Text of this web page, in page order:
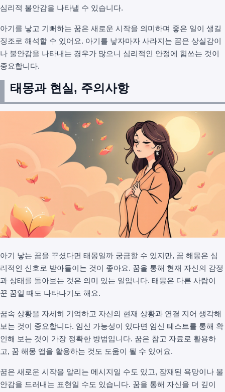
심리적 불안감을 나타낼 수 있습니다.
아기를 낳고 기뻐하는 꿈은 새로운 시작을 의미하며 좋은 일이 생길
징조로 해석할 수 있어요. 아기를 낳자마자 사라지는 꿈은 상실감이
나 불안감을 나타내는 경우가 많으니 심리적인 안정에 힘쓰는 것이
중요합니다.
태몽과 현실, 주의사항
아기 낳는 꿈을 꾸셨다면 태몽일까 궁금할 수 있지만, 꿈 해몽은 심
리적인 신호로 받아들이는 것이 좋아요. 꿈을 통해 현재 자신의 감정
과 상태를 돌아보는 것은 의미 있는 일입니다. 태몽은 다른 사람이
꾼 꿈일 때도 나타나기도 해요.
꿈속 상황을 자세히 기억하고 자신의 현재 상황과 연결 지어 생각해
보는 것이 중요합니다. 임신 가능성이 있다면 임신 테스트를 통해 확
인해 보는 것이 가장 정확한 방법입니다. 꿈은 참고 자료로 활용하
고, 꿈 해몽 앱을 활용하는 것도 도움이 될 수 있어요.
꿈은 새로운 시작을 알리는 메시지일 수도 있고, 잠재된 욕망이나 불
안감을 드러내는 표현일 수도 있습니다. 꿈을 통해 자신을 더 깊이